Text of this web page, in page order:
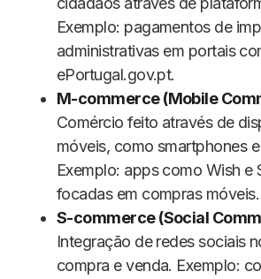
Exemplo: pagamentos de
administrativas em portais
ePortugal.gov.pt.
M-commerce (Mobile
Comércio feito através de
móveis, como smartphones
Exemplo: apps como Wish e
focadas em compras móveis.
S-commerce (Social
Integração de redes sociais
compra e venda. Exemplo: